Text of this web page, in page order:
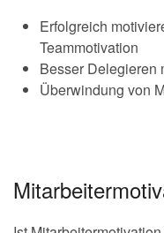
Erfolgreich
Teammotivation
Besser Delegieren
Überwindung von